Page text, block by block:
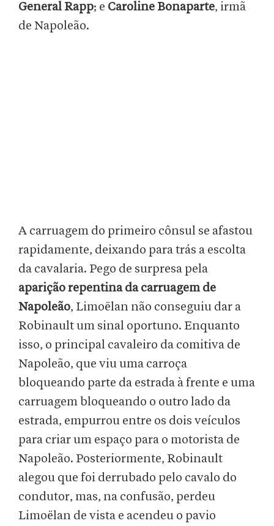
General Rapp; e Caroline Bonaparte, irmã
de Napoleão.
A carruagem do primeiro cônsul se afastou
rapidamente, deixando para trás a escolta
da cavalaria. Pego de surpresa pela
aparição repentina da carruagem de
Napoleão, Limoëlan não conseguiu dar a
Robinault um sinal oportuno. Enquanto
isso, o principal cavaleiro da comitiva de
Napoleão, que viu uma carroça
bloqueando parte da estrada à frente e uma
carruagem bloqueando o outro lado da
estrada, empurrou entre os dois veículos
para criar um espaço para o motorista de
Napoleão. Posteriormente, Robinault
alegou que foi derrubado pelo cavalo do
condutor, mas, na confusão, perdeu
Limoëlan de vista e acendeu o pavio